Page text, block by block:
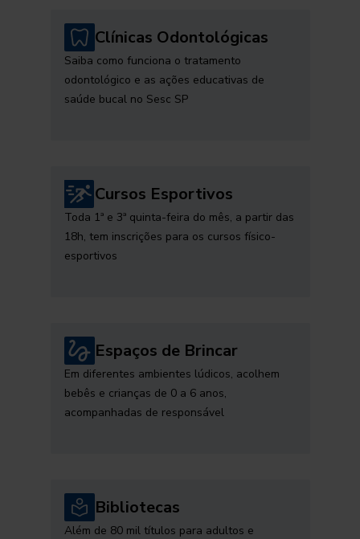
Clínicas Odontológicas
Saiba como funciona o tratamento
odontológico e as ações educativas de
saúde bucal no Sesc SP
Cursos Esportivos
Toda 1ª e 3ª quinta-feira do mês, a partir das
18h, tem inscrições para os cursos físico-
esportivos
Espaços de Brincar
Em diferentes ambientes lúdicos, acolhem
bebês e crianças de 0 a 6 anos,
acompanhadas de responsável
Bibliotecas
Além de 80 mil títulos para adultos e